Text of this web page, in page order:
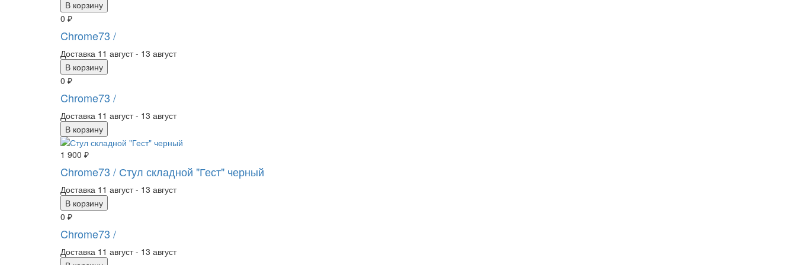
В корзину
0 ₽
Chrome73 /
Доставка 11 август - 13 август
В корзину
0 ₽
Chrome73 /
Доставка 11 август - 13 август
В корзину
1 900 ₽
Chrome73 / Стул складной "Гест" черный
Доставка 11 август - 13 август
В корзину
0 ₽
Chrome73 /
Доставка 11 август - 13 август